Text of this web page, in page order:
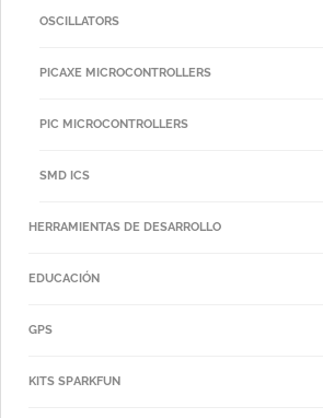
OSCILLATORS
PICAXE MICROCONTROLLERS
PIC MICROCONTROLLERS
SMD ICS
HERRAMIENTAS DE DESARROLLO
EDUCACIÓN
GPS
KITS SPARKFUN